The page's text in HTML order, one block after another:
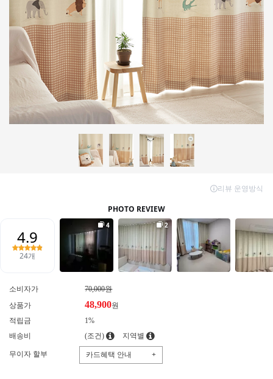
소비자가
70,000원
상품가
48,900원
적립금
1%
배송비
(조건) 지역별
무이자 할부 카드혜택 안내 +